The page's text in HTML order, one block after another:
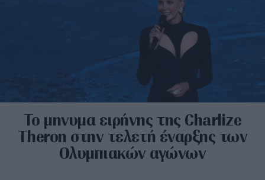
Το μηνυμα ειρήνης της Charlize
Theron στην τελετή έναρξης των
Ολυμπιακών αγώνων